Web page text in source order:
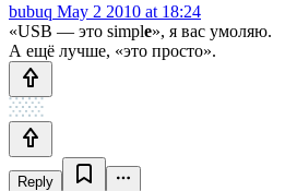
bubuq May 2 2010 at 18:24
«USB — это simple», я вас умоляю.
А ещё лучше, «это просто».
Reply